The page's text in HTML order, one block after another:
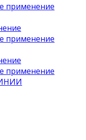
применение
применение
применение